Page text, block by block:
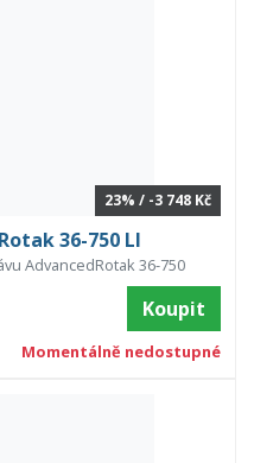
23% / -3 748 Kč
36-750 LI
AdvancedRotak 36-750
Koupit
Momentálně nedostupné